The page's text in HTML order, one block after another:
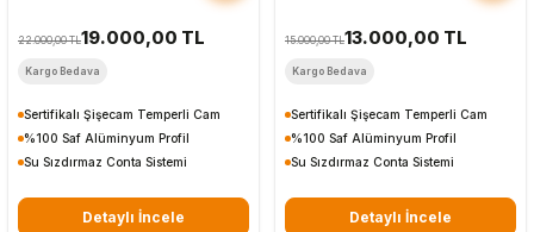
22.000,00 TL19.000,00 TL
Kargo Bedava
Sertifikalı Şişecam Temperli Cam
%100 Saf Alüminyum Profil
Su Sızdırmaz Conta Sistemi
Detaylı İncele
15.000,00 TL13.000,00 TL
Kargo Bedava
Sertifikalı Şişecam Temperli Cam
%100 Saf Alüminyum Profil
Su Sızdırmaz Conta Sistemi
Detaylı İncele